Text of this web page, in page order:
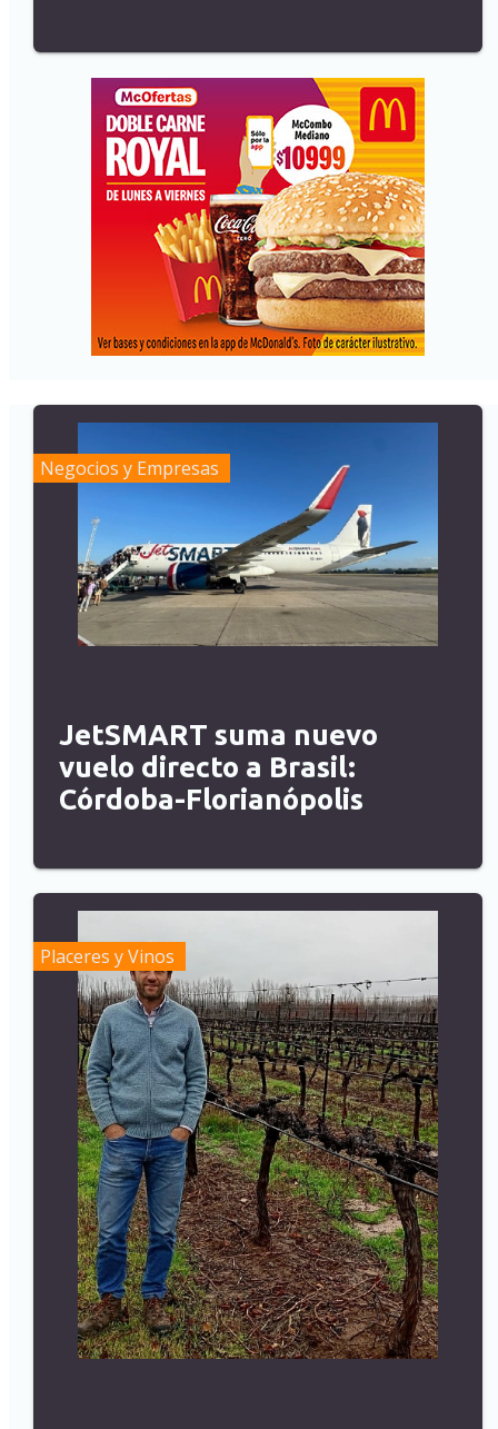
Negocios y Empresas
JetSMART suma nuevo
vuelo directo a Brasil:
Córdoba-Florianópolis
Placeres y Vinos